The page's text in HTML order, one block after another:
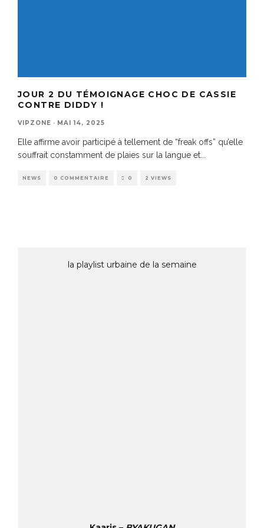
JOUR 2 DU TÉMOIGNAGE CHOC DE CASSIE
CONTRE DIDDY !
VIPZONE · MAI 14, 2025
Elle affirme avoir participé à tellement de “freak offs” qu’elle
souffrait constamment de plaies sur la langue et...
NEWS 0 COMMENTAIRE 0 2 VIEWS
la playlist urbaine de la semaine